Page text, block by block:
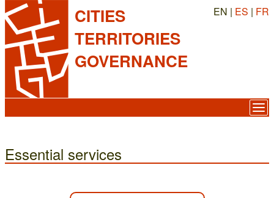
CITIES
TERRITORIES
GOVERNANCE
EN | ES | FR
Essential services